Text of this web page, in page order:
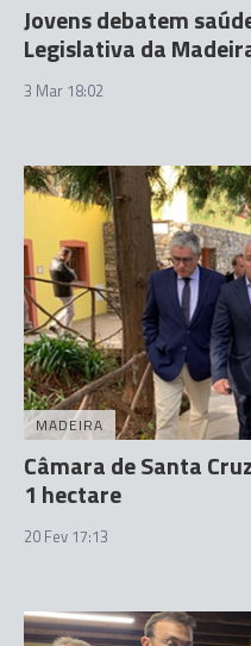
Jovens debatem
Legislativa da
3 Mar 18:02
MADEIRA
Câmara de Santa
1 hectare
20 Fev 17:13